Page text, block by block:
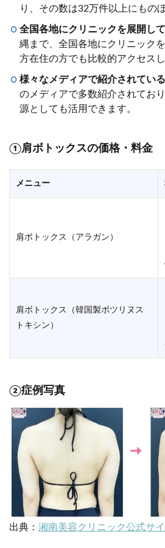
り、その数は32万件以上にもの
全国各地にクリニックを展開して
縄まで、全国各地にクリニック
方在住の方でも比較的アクセス
様々なメディアで紹介されている
のメディアで多数紹介されてお
源としても活用できます。
①肩ボトックスの価格・料金
メニュー
肩ボトックス（アラガン）
肩ボトックス（韓国製ボツリヌス
トキシン）
②症例写真
出典： 湘南美容クリニック公式サイ